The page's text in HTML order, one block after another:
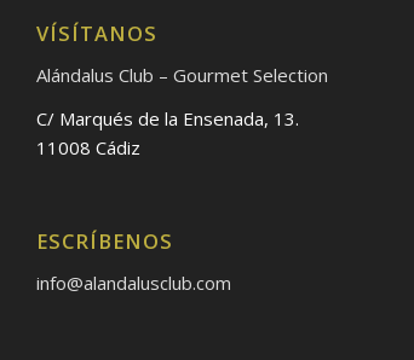
VÍSÍTANOS
Alándalus Club – Gourmet Selection
C/ Marqués de la Ensenada, 13.
11008 Cádiz
ESCRÍBENOS
info@alandalusclub.com